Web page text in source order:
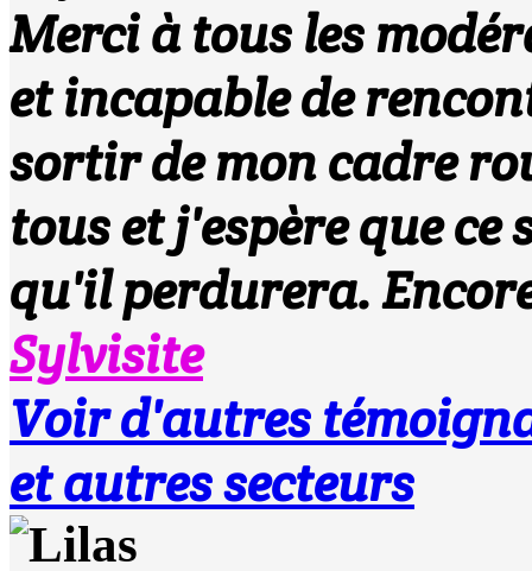
Merci à tous les
et incapable de
sortir de mon cadre
tous et j'espère que
qu'il perdurera.
Sylvisite
Voir d'autres
et autres secteurs